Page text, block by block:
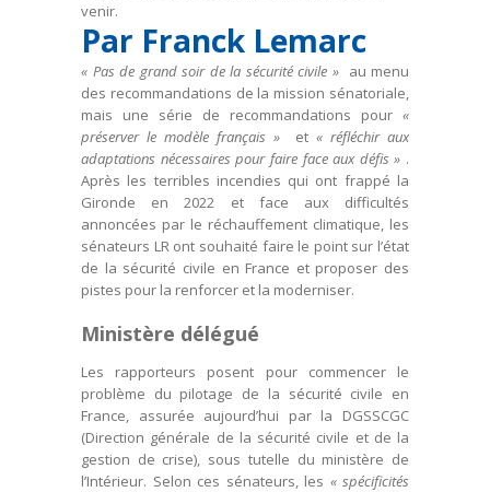
venir.
Par Franck Lemarc
« Pas de grand soir de la sécurité civile » au menu
des recommandations de la mission sénatoriale,
mais une série de recommandations pour «
préserver le modèle français »
et « réfléchir aux
adaptations nécessaires pour faire face aux défis » .
Après les terribles incendies qui ont frappé la
Gironde en 2022 et face aux difficultés
annoncées par le réchauffement climatique, les
sénateurs LR ont souhaité faire le point sur l’état
de la sécurité civile en France et proposer des
pistes pour la renforcer et la moderniser.
Ministère délégué
Les rapporteurs posent pour commencer le
problème du pilotage de la sécurité civile en
France, assurée aujourd’hui par la DGSSCGC
(Direction générale de la sécurité civile et de la
gestion de crise), sous tutelle du ministère de
l’Intérieur. Selon ces sénateurs, les « spécificités